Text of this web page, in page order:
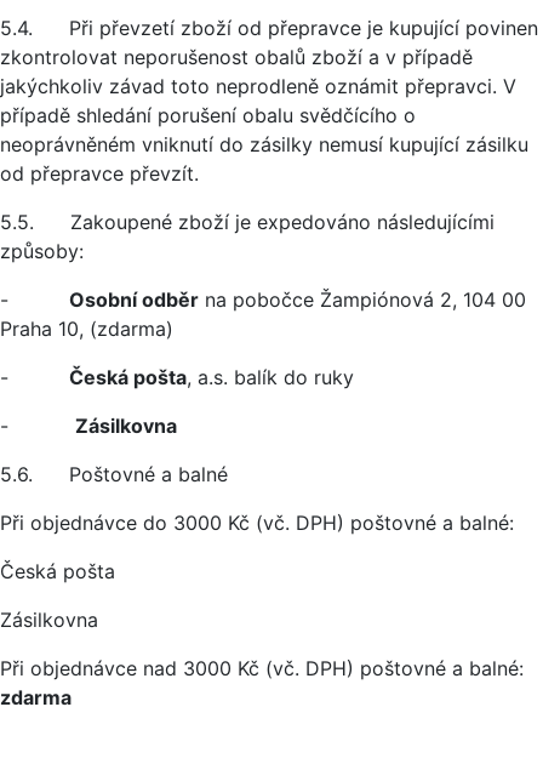
5.4. Při převzetí zboží od přepravce je kupující povinen
zkontrolovat neporušenost obalů zboží a v případě
jakýchkoliv závad toto neprodleně oznámit přepravci. V
případě shledání porušení obalu svědčícího o
neoprávněném vniknutí do zásilky nemusí kupující zásilku
od přepravce převzít.
5.5. Zakoupené zboží je expedováno následujícími
způsoby:
- Osobní odběr na pobočce Žampiónová 2, 104 00
Praha 10, (zdarma)
- Česká pošta, a.s. balík do ruky
- Zásilkovna
5.6. Poštovné a balné
Při objednávce do 3000 Kč (vč. DPH) poštovné a balné:
Česká pošta
Zásilkovna
Při objednávce nad 3000 Kč (vč. DPH) poštovné a balné:
zdarma